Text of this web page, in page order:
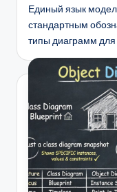
Единый язык
стандартным
типы диаграмм